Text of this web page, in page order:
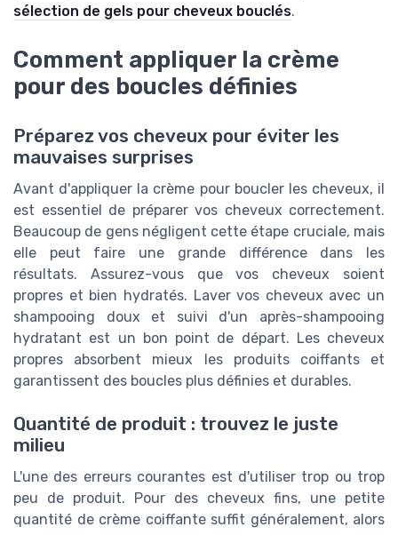
sélection de gels pour cheveux bouclés.
Comment appliquer la crème
pour des boucles définies
Préparez vos cheveux pour éviter les
mauvaises surprises
Avant d'appliquer la crème pour boucler les cheveux, il
est essentiel de préparer vos cheveux correctement.
Beaucoup de gens négligent cette étape cruciale, mais
elle peut faire une grande différence dans les
résultats. Assurez-vous que vos cheveux soient
propres et bien hydratés. Laver vos cheveux avec un
shampooing doux et suivi d'un après-shampooing
hydratant est un bon point de départ. Les cheveux
propres absorbent mieux les produits coiffants et
garantissent des boucles plus définies et durables.
Quantité de produit : trouvez le juste
milieu
L'une des erreurs courantes est d'utiliser trop ou trop
peu de produit. Pour des cheveux fins, une petite
quantité de crème coiffante suffit généralement, alors